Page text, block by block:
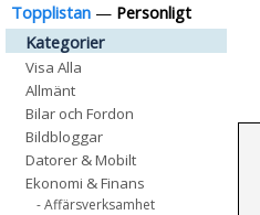
Topplistan — Personligt
Kategorier
Visa Alla
Allmänt
Bilar och Fordon
Bildbloggar
Datorer & Mobilt
Ekonomi & Finans
- Affärsverksamhet